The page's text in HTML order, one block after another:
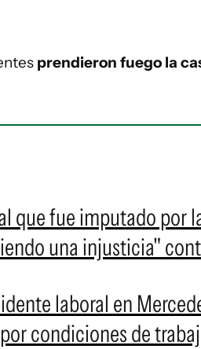
prendieron fuego la
que fue imputado por
una injusticia"
laboral en
condiciones de